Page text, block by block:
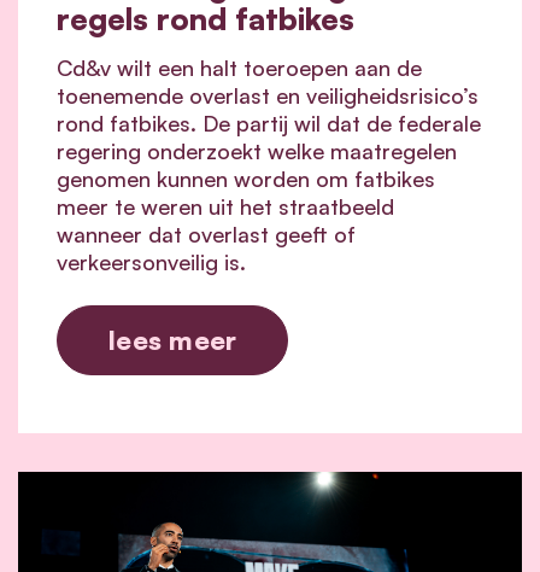
regels rond fatbikes
Cd&v wilt een halt toeroepen aan de
toenemende overlast en veiligheidsrisico’s
rond fatbikes. De partij wil dat de federale
regering onderzoekt welke maatregelen
genomen kunnen worden om fatbikes
meer te weren uit het straatbeeld
wanneer dat overlast geeft of
verkeersonveilig is.
lees meer